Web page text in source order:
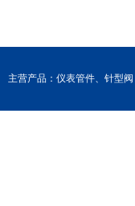
主营产品： 仪表管件、 针型阀